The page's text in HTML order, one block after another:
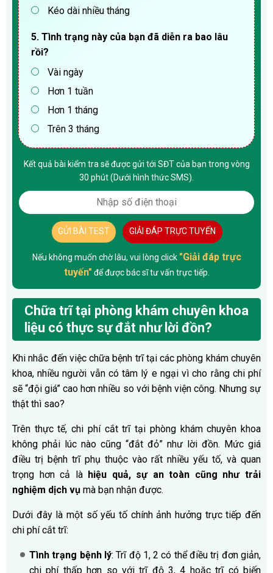
Kéo dài nhiều tháng
5. Tình trạng này của bạn đã diễn ra bao lâu
rồi?
Vài ngày
Hơn 1 tuần
Hơn 1 tháng
Trên 3 tháng
Kết quả bài kiểm tra sẽ được gửi tới SĐT của bạn trong vòng
30 phút (Dưới hình thức SMS).
GỬI BÀI TEST GIẢI ĐÁP TRỰC TUYẾN
Nếu không muốn chờ lâu, vui lòng click "Giải đáp trực
tuyến" để được bác sĩ tư vấn trực tiếp.
Chữa trĩ tại phòng khám chuyên khoa
liệu có thực sự đắt như lời đồn?
Khi nhắc đến việc chữa bệnh trĩ tại các phòng khám chuyên
khoa, nhiều người vẫn có tâm lý e ngại vì cho rằng chi phí
sẽ “đội giá” cao hơn nhiều so với bệnh viện công. Nhưng sự
thật thì sao?
Trên thực tế, chi phí cắt trĩ tại phòng khám chuyên khoa
không phải lúc nào cũng “đắt đỏ” như lời đồn. Mức giá
điều trị bệnh trĩ phụ thuộc vào rất nhiều yếu tố, và quan
trọng hơn cả làhiệu quả, sự an toàn cũng như trải
nghiệm dịch vụ mà bạn nhận được.
Dưới đây là một số yếu tố chính ảnh hưởng trực tiếp đến
chi phí cắt trĩ:
Tình trạng bệnh lý: Trĩ độ 1, 2 có thể điều trị đơn giản,
chi phí thấp hơn so với trĩ độ 3, 4 hoặc trĩ có biến